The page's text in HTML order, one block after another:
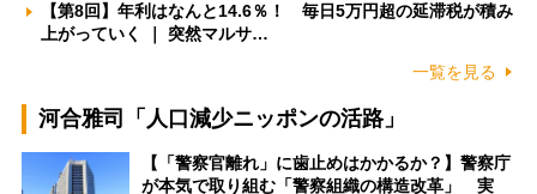
【第8回】年利はなんと14.6％！ 毎日5万円超の延滞税が積み
上がっていく ｜ 突然マルサ…
一覧を見る
河合雅司「人口減少ニッポンの活路」
【「警察官離れ」に歯止めはかかるか？】警察庁
が本気で取り組む「警察組織の構造改革」 実